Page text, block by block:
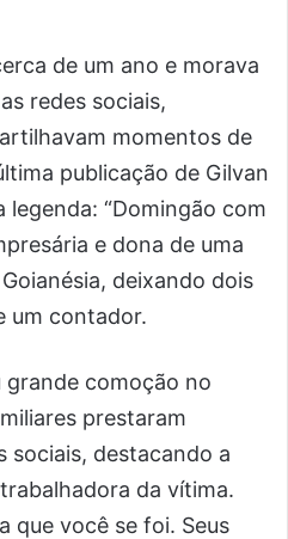
de um ano e morava
redes sociais,
momentos de
publicação de Gilvan
“Domingão com
e dona de uma
deixando dois
um contador.
grande comoção no
prestaram
sociais, destacando a
da vítima.
que você se foi. Seus